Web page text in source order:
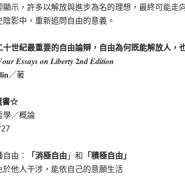
示，許多以解放與進步為名的理想，最終可能走
影中，重新追問自由的意義。
十世紀最重要的自由論辯，自由為何既能解放人，
𝑬𝒔𝒔𝒂𝒚𝒔 𝒐𝒏 𝑳𝒊𝒃𝒆𝒓𝒕𝒚 𝟐𝒏𝒅 𝑬𝒅𝒊𝒕𝒊𝒐𝒏
／著
書☆
學／概論
由：
「消極自由 」和 「積極自由」
於他人干涉，能依自己的意願生活